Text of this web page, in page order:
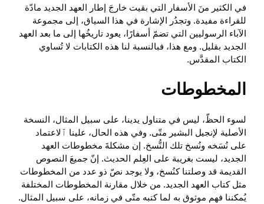
في الكثير منَ الأسفار التي بقيت خارجَ إطار العهد الجديد مادّة
للقراءة مفيدة. وتجدُر الإشارة في هذا السياق، إلى مجموعة
الآباء الرسوليين التي تضمّ أسفارًا، يعود تاريخُها إلى ما بعد العهد
الجديد بقليل. ومع هذا، فبالنسبة لنا هذه الكتابات لا تُساوي
الكتاب المقدَّس.
المخطوطات
لسوء الحظّ، ليس في متناول يدينا، على سبيل المثال، النسخة
الأصلية لإنجيل البشير متّى. وفي هذه الحال، علينا ٱلاعتماد
على نُسَخه ونُسخ تلك النُّسخ. إن مشكلةَ مخطوطات العهد
الجديد، ليست بغريبة على العِلم الحديث. إنّ جميعَ النصوص
القديمة قد وصلتنا كنُسخ، ولا يوجد نصّ ذو عدد من المخطوطات
مثل كتاب العهد الجديد. من خلال مقارنة المخطوطات المختلفة
يُمكننا فهم موثوق به لما كتبه متّى في زمانه، على سبيل المثال.